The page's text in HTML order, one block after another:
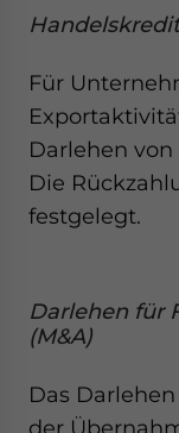
Handelskredit
Für
Darlehen
Die
festgelegt.
Darlehen für
(M&A)
Das